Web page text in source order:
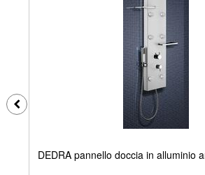
DEDRA pannello doccia in alluminio